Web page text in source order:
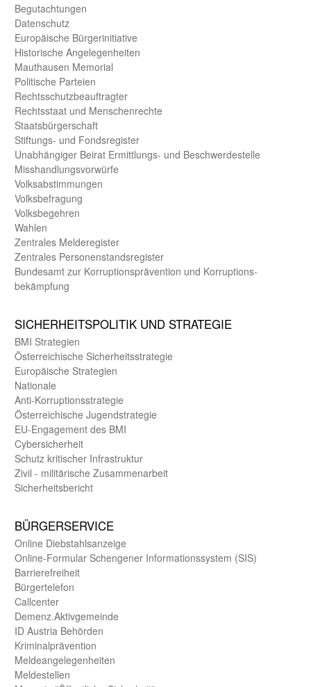
Begut­achtungen
Daten­schutz
Europäische Bürger­initiative
Historische Angelegen­heiten
Mauthausen Memorial
Politische Parteien
Rechts­schutz­beauftragter
Rechts­staat und Menschen­rechte
Staats­bürger­schaft
Stiftungs- und Fonds­register
Unab­hängiger Beirat Ermittlungs- und Beschwerde­stelle
Misshandlungs­vorwürfe
Volks­abstimmungen
Volks­befragung
Volks­begehren
Wahlen
Zentrales Melde­register
Zentrales Personen­stands­register
Bundes­amt zur Korrup­tions­prävention und Korrup­tions­
bekämpfung
SICHER­HEITS­POLITIK UND STRATEGIE
BMI Strategien
Öster­reichische Sicherheits­strategie
Europäische Strategien
Nationale
Anti-Korruptions­strategie
Öster­reichische Jugend­strategie
EU-Engagement des BMI
Cybersicherheit
Schutz kritischer Infra­struktur
Zivil - militärische Zusammen­arbeit
Sicherheits­bericht
BÜRGER­SERVICE
Online Diebstahls­anzeige
Online-Formular Schengener Informationssystem (SIS)
Barriere­freiheit
Bürger­telefon
Call­center
Demenz.Aktiv­gemeinde
ID Austria Behörden
Kriminal­prävention
Melde­an­ge­le­gen­heiten
Meld­estellen